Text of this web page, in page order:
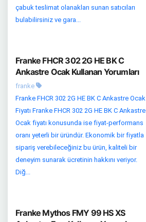
çabuk teslimat olanakları sunan satıcıları
bulabilirsiniz ve gara...
Franke FHCR 302 2G HE BK C
Ankastre Ocak Kullanan Yorumları
franke
Franke FHCR 302 2G HE BK C Ankastre Ocak
Fiyatı Franke FHCR 302 2G HE BK C Ankastre
Ocak fiyatı konusunda ise fiyat-performans
oranı yeterli bir üründür. Ekonomik bir fiyatla
sipariş verebileceğiniz bu ürün, kaliteli bir
deneyim sunarak ücretinin hakkını veriyor.
Diğ...
Franke Mythos FMY 99 HS XS